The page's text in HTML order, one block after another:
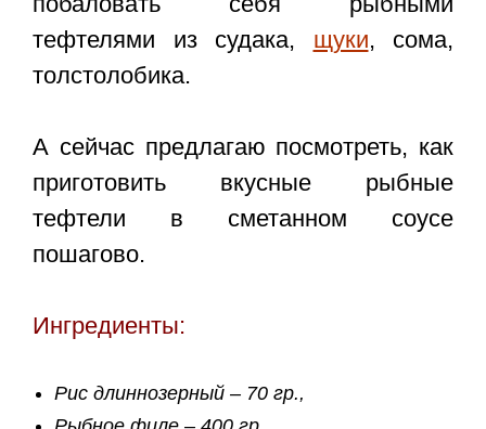
тефтелями из судака, щуки, сома,
толстолобика.
А сейчас предлагаю посмотреть, как
приготовить вкусные рыбные
тефтели в сметанном соусе
пошагово.
Ингредиенты:
Рис длиннозерный – 70 гр.,